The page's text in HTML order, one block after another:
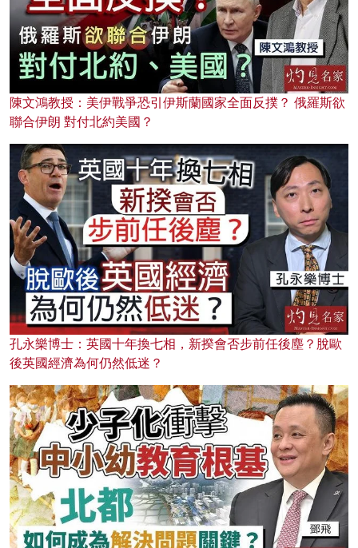
陳文鴻教授：美伊戰爭恐引伊斯蘭國家全面反撲？ 俄羅斯欲
聯合伊朗 對付北約美國？
孔永樂博士：英國十年換七相，新揆會否步前任後塵？脫歐
後英國經濟為何仍然低迷？